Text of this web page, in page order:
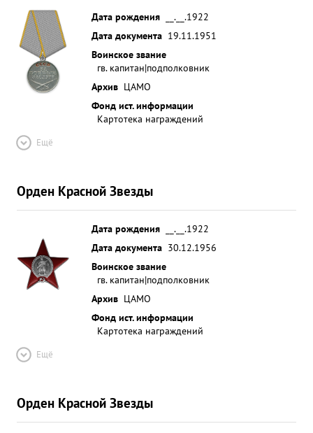
Дата рождения
__.__.1922
Дата документа 19.11.1951
Воинское звание
гв. капитан|подполковник
Архив ЦАМО
Фонд ист. информации
Картотека награждений
Ещё
Орден Красной Звезды
Дата рождения
__.__.1922
Дата документа 30.12.1956
Воинское звание
гв. капитан|подполковник
Архив ЦАМО
Фонд ист. информации
Картотека награждений
Ещё
Орден Красной Звезды